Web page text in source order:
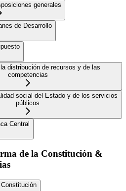
generales
de Desarrollo
distribución de recursos y de las
competencias
social del Estado y de los servicios
públicos
Central
de la Constitución &